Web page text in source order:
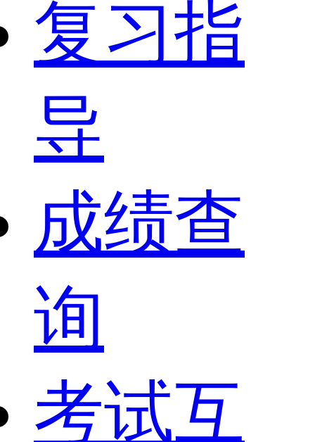
复习指
导
成绩查
询
考试互